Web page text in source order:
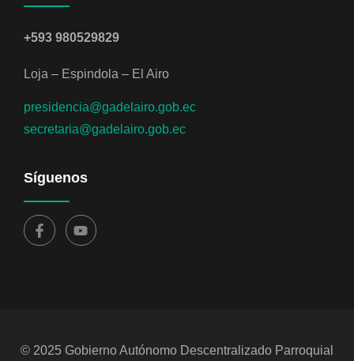
+593 980529829
Loja – Espindola – El Airo
presidencia@gadelairo.gob.ec
secretaria@gadelairo.gob.ec
Síguenos
© 2025 Gobierno Autónomo Descentralizado Parroquial